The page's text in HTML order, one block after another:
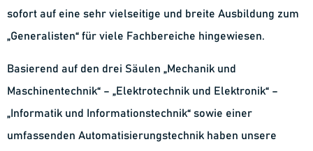
sofort auf eine sehr vielseitige und breite Ausbildung zum
„Generalisten“ für viele Fachbereiche hingewiesen.
Basierend auf den drei Säulen „Mechanik und
Maschinentechnik“ – „Elektrotechnik und Elektronik“ –
„Informatik und Informationstechnik“ sowie einer
umfassenden Automatisierungstechnik haben unsere